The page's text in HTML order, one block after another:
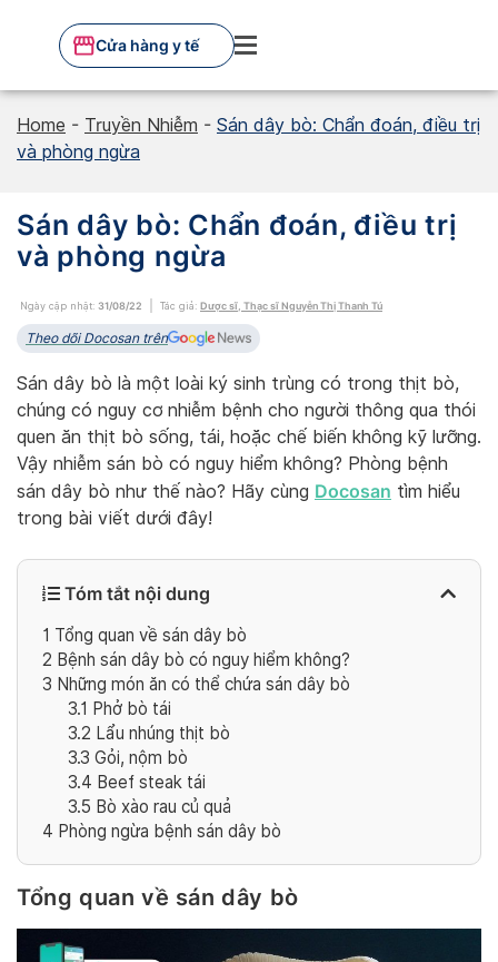
content
Cửa hàng y tế
Home - Truyền Nhiễm - Sán dây bò: Chẩn đoán, điều trị
và phòng ngừa
Sán dây bò: Chẩn đoán, điều trị
và phòng ngừa
Ngày cập nhật: 31/08/22 Tác giả: Dược sĩ, Thạc sĩ Nguyễn Thị Thanh Tú
Theo dõi Docosan trên
Sán dây bò là một loài ký sinh trùng có trong thịt bò,
chúng có nguy cơ nhiễm bệnh cho người thông qua thói
quen ăn thịt bò sống, tái, hoặc chế biến không kỹ lưỡng.
Vậy nhiễm sán bò có nguy hiểm không? Phòng bệnh
sán dây bò như thế nào? Hãy cùng Docosan tìm hiểu
trong bài viết dưới đây!
Tóm tắt nội dung
1 Tổng quan về sán dây bò
2 Bệnh sán dây bò có nguy hiểm không?
3 Những món ăn có thể chứa sán dây bò
3.1 Phở bò tái
3.2 Lẩu nhúng thịt bò
3.3 Gỏi, nộm bò
3.4 Beef steak tái
3.5 Bò xào rau củ quả
4 Phòng ngừa bệnh sán dây bò
Tổng quan về sán dây bò